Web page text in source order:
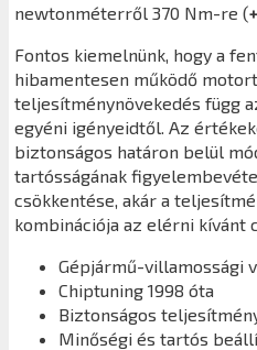
newtonméterről 370 Nm-re (
Fontos kiemelnünk, hogy a
hibamentesen működő
teljesítménynövekedés függ
egyéni igényeidtől. Az
biztonságos határon belül
tartósságának
csökkentése, akár a
kombinációja az elérni kívánt
Gépjármű-villamossági
Chiptuning 1998 óta
Biztonságos
Minőségi és tartós